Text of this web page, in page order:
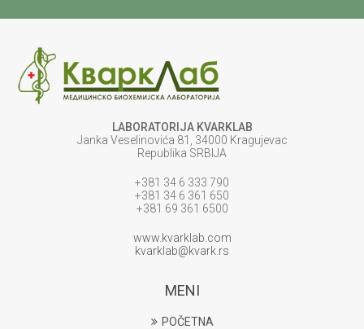
LABORATORIJA KVARKLAB
Janka Veselinovića 81, 34000 Kragujevac
Republika SRBIJA
+381 34 6 333 790
+381 34 6 361 650
+381 69 361 6500
www.kvarklab.com
kvarklab@kvark.rs
MENI
POČETNA